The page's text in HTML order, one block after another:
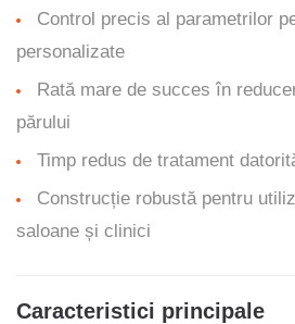
Control precis al parametrilor
personalizate
Rată mare de succes în
părului
Timp redus de tratament
Construcție robustă pentru
saloane și clinici
Caracteristici principale